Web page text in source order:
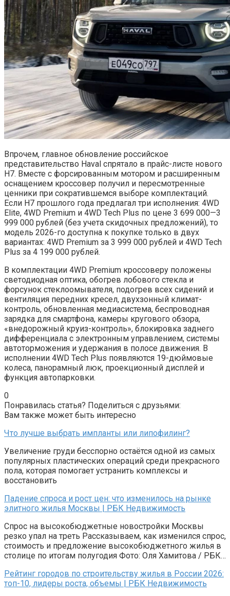
Впрочем, главное обновление российское
представительство Haval спрятало в прайс-листе нового
H7. Вместе с форсированным мотором и расширенным
оснащением кроссовер получил и пересмотренные
ценники при сократившемся выборе комплектаций.
Если H7 прошлого года предлагал три исполнения: 4WD
Elite, 4WD Premium и 4WD Tech Plus по цене 3 699 000—3
999 000 рублей (без учета скидочных предложений), то
модель 2026-го доступна к покупке только в двух
вариантах: 4WD Premium за 3 999 000 рублей и 4WD Tech
Plus за 4 199 000 рублей.
В комплектации 4WD Premium кроссоверу положены
светодиодная оптика, обогрев лобового стекла и
форсунок стеклоомывателя, подогрев всех сидений и
вентиляция передних кресел, двухзонный климат-
контроль, обновленная медиасистема, беспроводная
зарядка для смартфона, камеры кругового обзора,
«внедорожный круиз-контроль», блокировка заднего
дифференциала с электронным управлением, системы
автоторможения и удержания в полосе движения. В
исполнении 4WD Tech Plus появляются 19-дюймовые
колеса, панорамный люк, проекционный дисплей и
функция автопарковки.
0
Понравилась статья? Поделиться с друзьями:
Вам также может быть интересно
Что лучше выбрать импланты или липофилинг?
Увеличение груди бесспорно остаётся одной из самых
популярных пластических операций среди прекрасного
пола, которая помогает устранить комплексы и
восстановить
Падение спроса и рост цен: что изменилось на рынке
элитного жилья Москвы | РБК Недвижимость
Спрос на высокобюджетные новостройки Москвы
резко упал на треть Рассказываем, как изменился спрос,
стоимость и предложение высокобюджетного жилья в
столице по итогам полугодия Фото: Оля Хамитова / РБК…
Рейтинг городов по строительству жилья в России 2026:
топ-10, лидеры роста, объемы | РБК Недвижимость